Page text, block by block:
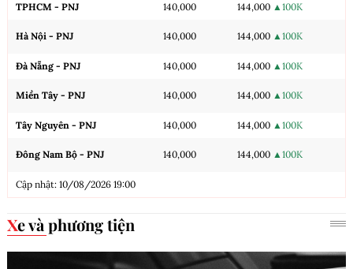
TPHCM - PNJ 140,000 144,000 ▲100K
Hà Nội - PNJ 140,000 144,000 ▲100K
Đà Nẵng - PNJ 140,000 144,000 ▲100K
Miền Tây - PNJ 140,000 144,000 ▲100K
Tây Nguyên - PNJ 140,000 144,000 ▲100K
Đông Nam Bộ - PNJ 140,000 144,000 ▲100K
Cập nhật: 10/08/2026 19:00
Xe và phương tiện